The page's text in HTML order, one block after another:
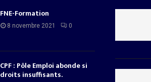
FNE-Formation
8 novembre 2021 0
CPF : Pôle Emploi abonde si
droits insuffisants.